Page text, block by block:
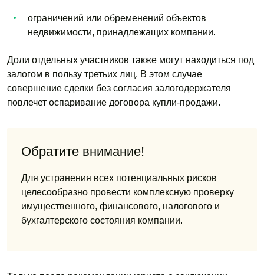
ограничений или обременений объектов
недвижимости, принадлежащих компании.
Доли отдельных участников также могут находиться под
залогом в пользу третьих лиц. В этом случае
совершение сделки без согласия залогодержателя
повлечет оспаривание договора купли-продажи.
Обратите внимание!
Для устранения всех потенциальных рисков
целесообразно провести комплексную проверку
имущественного, финансового, налогового и
бухгалтерского состояния компании.